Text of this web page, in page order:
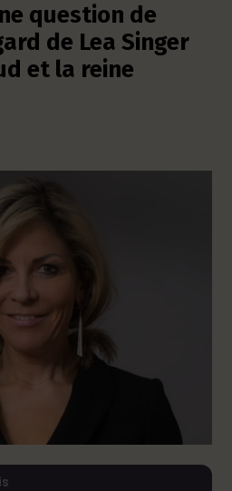
question de
de Lea Singer
et la reine